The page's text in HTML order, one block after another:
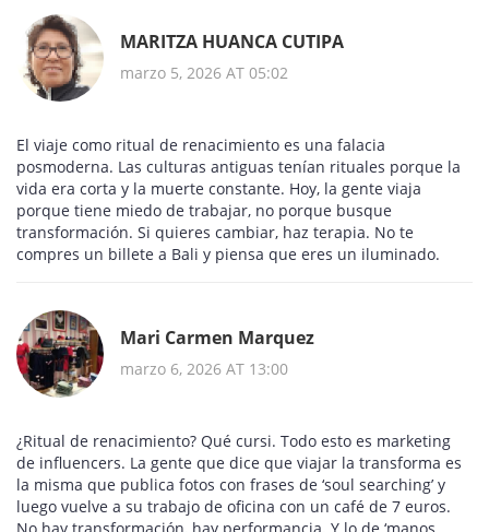
MARITZA HUANCA CUTIPA
marzo 5, 2026 AT 05:02
El viaje como ritual de renacimiento es una falacia
posmoderna. Las culturas antiguas tenían rituales porque la
vida era corta y la muerte constante. Hoy, la gente viaja
porque tiene miedo de trabajar, no porque busque
transformación. Si quieres cambiar, haz terapia. No te
compres un billete a Bali y piensa que eres un iluminado.
Mari Carmen Marquez
marzo 6, 2026 AT 13:00
¿Ritual de renacimiento? Qué cursi. Todo esto es marketing
de influencers. La gente que dice que viajar la transforma es
la misma que publica fotos con frases de ‘soul searching’ y
luego vuelve a su trabajo de oficina con un café de 7 euros.